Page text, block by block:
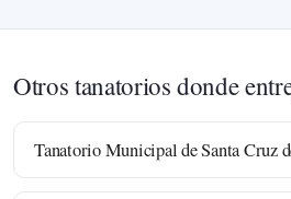
Otros tanatorios donde
Tanatorio Municipal de Santa Cruz